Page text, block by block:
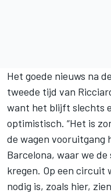
Het goede nieuws na
tweede tijd van
want het blijft slechts
optimistisch. “Het is
de wagen vooruitgang
Barcelona, waar we
kregen. Op een circuit
nodig is, zoals hier,